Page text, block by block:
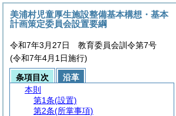
美浦村児童厚生施設整備基本構想・基本
計画策定委員会設置要綱
令和7年3月27日 教育委員会訓令第7号
(令和7年4月1日施行)
条項目次
沿革
本則
第1条(設置)
第2条(所掌事項)